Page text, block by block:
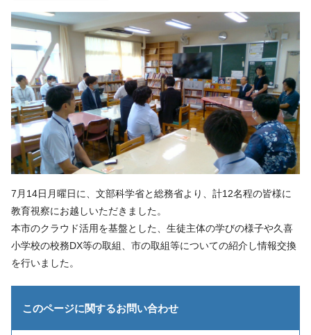
7月14日月曜日に、文部科学省と総務省より、計12名程の皆様に
教育視察にお越しいただきました。
本市のクラウド活用を基盤とした、生徒主体の学びの様子や久喜
小学校の校務DX等の取組、市の取組等についての紹介し情報交換
を行いました。
このページに関するお問い合わせ